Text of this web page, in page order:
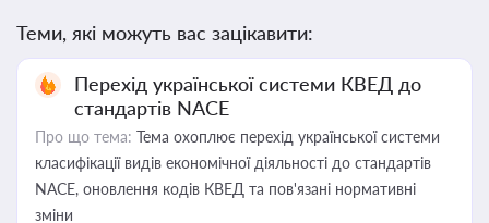
Теми, які можуть вас зацікавити:
Перехід української системи КВЕД до
стандартів NACE
Про що тема: Тема охоплює перехід української системи
класифікації видів економічної діяльності до стандартів
NACE, оновлення кодів КВЕД та пов'язані нормативні
зміни